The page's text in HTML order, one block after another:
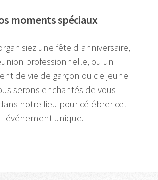
moments spéciaux
une fête d'anniversaire,
professionnelle, ou un
de vie de garçon ou de jeune
serons enchantés de vous
notre lieu pour célébrer cet
événement unique.